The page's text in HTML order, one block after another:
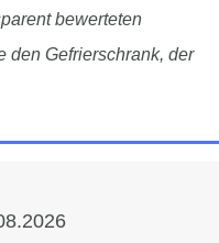
bewerteten
den Gefrierschrank, der